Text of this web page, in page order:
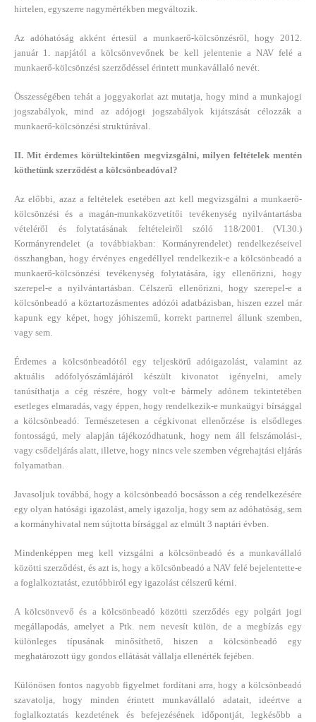
hirtelen, egyszerre nagymértékben megváltozik.
Az adóhatóság akként értesül a munkaerő-kölcsönzésről, hogy 2012.
január 1. napjától a kölcsönvevőnek be kell jelentenie a NAV felé a
munkaerő-kölcsönzési szerződéssel érintett munkavállaló nevét.
Összességében tehát a joggyakorlat azt mutatja, hogy mind a munkajogi
jogszabályok, mind az adójogi jogszabályok kijátszását célozzák a
munkaerő-kölcsönzési struktúrával.
II. Mit érdemes körültekintően megvizsgálni, milyen feltételek mentén
köthetünk szerződést a kölcsönbeadóval?
Az előbbi, azaz a feltételek esetében azt kell megvizsgálni a munkaerő-
kölcsönzési és a magán-munkaközvetítői tevékenység nyilvántartásba
vételéről és folytatásának feltételeiről szóló 118/2001. (VI.30.)
Kormányrendelet (a továbbiakban: Kormányrendelet) rendelkezéseivel
összhangban, hogy érvényes engedéllyel rendelkezik-e a kölcsönbeadó a
munkaerő-kölcsönzési tevékenység folytatására, így ellenőrizni, hogy
szerepel-e a nyilvántartásban. Célszerű ellenőrizni, hogy szerepel-e a
kölcsönbeadó a köztartozásmentes adózói adatbázisban, hiszen ezzel már
kapunk egy képet, hogy jóhiszemű, korrekt partnerrel állunk szemben,
vagy sem.
Érdemes a kölcsönbeadótól egy teljeskörű adóigazolást, valamint az
aktuális adófolyószámlájáról készült kivonatot igényelni, amely
tanúsíthatja a cég részére, hogy volt-e bármely adónem tekintetében
esetleges elmaradás, vagy éppen, hogy rendelkezik-e munkaügyi bírsággal
a kölcsönbeadó. Természetesen a cégkivonat ellenőrzése is elsődleges
fontosságú, mely alapján tájékozódhatunk, hogy nem áll felszámolási-,
vagy csődeljárás alatt, illetve, hogy nincs vele szemben végrehajtási eljárás
folyamatban.
Javasoljuk továbbá, hogy a kölcsönbeadó bocsásson a cég rendelkezésére
egy olyan hatósági igazolást, amely igazolja, hogy sem az adóhatóság, sem
a kormányhivatal nem sújtotta bírsággal az elmúlt 3 naptári évben.
Mindenképpen meg kell vizsgálni a kölcsönbeadó és a munkavállaló
közötti szerződést, és azt is, hogy a kölcsönbeadó a NAV felé bejelentette-e
a foglalkoztatást, ezutóbbiról egy igazolást célszerű kérni.
A kölcsönvevő és a kölcsönbeadó közötti szerződés egy polgári jogi
megállapodás, amelyet a Ptk. nem nevesít külön, de a megbízás egy
különleges típusának minősíthető, hiszen a kölcsönbeadó egy
meghatározott ügy gondos ellátását vállalja ellenérték fejében.
Különösen fontos nagyobb figyelmet fordítani arra, hogy a kölcsönbeadó
szavatolja, hogy minden érintett munkavállaló adatait, ideértve a
foglalkoztatás kezdetének és befejezésének időpontját, legkésőbb a